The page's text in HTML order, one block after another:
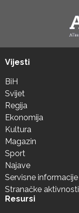
Vijesti
BiH
Svijet
Regija
Ekonomija
Kultura
Magazin
Sport
Najave
Servisne informacije
Stranačke aktivnosti
Resursi